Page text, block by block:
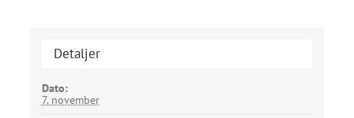
Detaljer
Dato:
7. november